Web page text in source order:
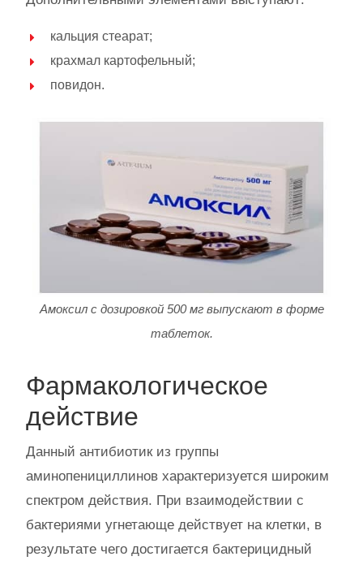
кальция стеарат;
крахмал картофельный;
повидон.
Амоксил с дозировкой 500 мг выпускают в форме
таблеток.
Фармакологическое
действие
Данный антибиотик из группы
аминопенициллинов характеризуется широким
спектром действия. При взаимодействии с
бактериями угнетающе действует на клетки, в
результате чего достигается бактерицидный